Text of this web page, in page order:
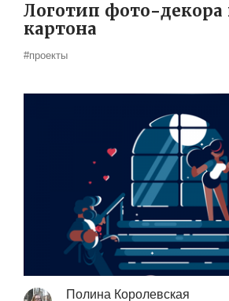
Логотип фото-
картона
#проекты
Полина Королевская